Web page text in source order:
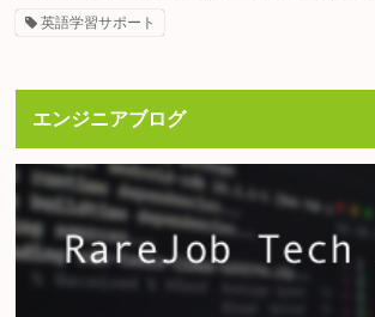
英語学習サポート
エンジニアブログ